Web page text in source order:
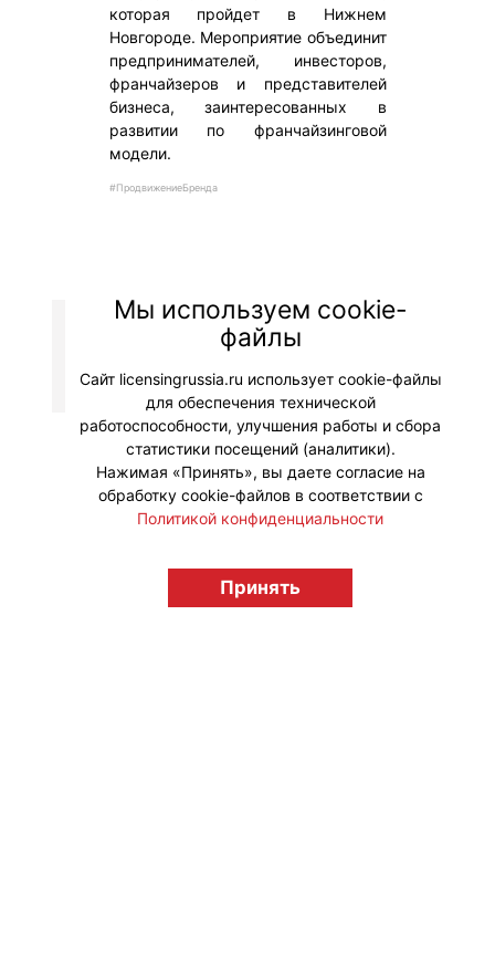
которая пройдет в Нижнем
Новгороде. Мероприятие объединит
предпринимателей, инвесторов,
франчайзеров и представителей
бизнеса, заинтересованных в
развитии по франчайзинговой
модели.
#ПродвижениеБренда
© "Вестник лицензионного рынка",
Мы используем cookie-
файлы
Сайт licensingrussia.ru использует cookie-файлы
для обеспечения технической
работоспособности, улучшения работы и сбора
статистики посещений (аналитики).
Нажимая «Принять», вы даете согласие на
обработку cookie-файлов в соответствии с
Политикой конфиденциальности
Принять